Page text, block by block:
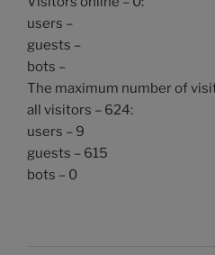
users –
guests –
bots –
The maximum number of
all visitors – 624:
users – 9
guests – 615
bots – 0